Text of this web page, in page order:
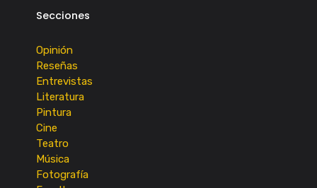
Secciones
Opinión
Reseñas
Entrevistas
Literatura
Pintura
Cine
Teatro
Música
Fotografía